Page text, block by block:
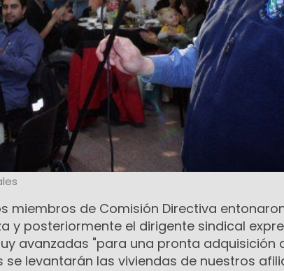
miembros de Comisión Directiva
y posteriormente el dirigente sindical
avanzadas "para una pronta adquisición
se levantarán las viviendas de nuestros